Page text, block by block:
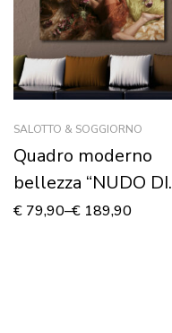
SALOTTO & SOGGIORNO
Quadro moderno
bellezza “NUDO DI
DONNA TRA FIORI”
€ 79,90–€ 189,90